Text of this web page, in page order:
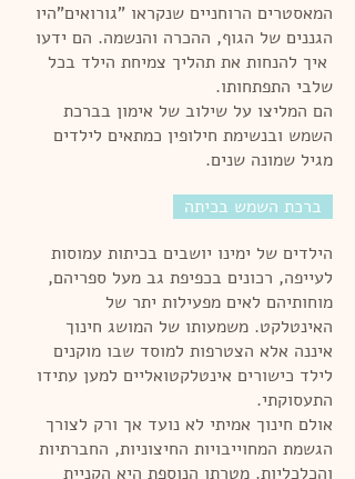
המאסטרים הרוחניים שנקראו "גורואים"היו
הגננים של הגוף, ההכרה והנשמה. הם ידעו
איך להנחות את תהליך צמיחת הילד בכל
שלבי התפתחותו.
הם המליצו על שילוב של אימון בברכת
השמש ובנשימת חילופין כמתאים לילדים
מגיל שמונה שנים.
ברכת השמש בכיתה
הילדים של ימינו יושבים בכיתות עמוסות
לעייפה, רכונים בכפיפת גב מעל ספריהם,
מוחותיהם לאים מפעילות יתר של
האינטלקט. משמעותו של המושג חינוך
איננה אלא הצטרפות למוסד שבו מוקנים
לילד כישורים אינטלקטואליים למען עתידו
התעסוקתי.
אולם חינוך אמיתי לא נועד אך ורק לצורך
הגשמת המחוייבויות החיצוניות, החברתיות
והכלכליות. מטרתו הנוספת היא הקניית